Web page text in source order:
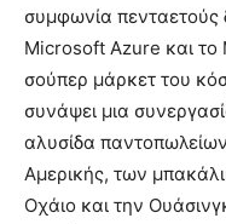
συμφωνία πενταετούς
Microsoft Azure και
σούπερ μάρκετ του
συνάψει μια
αλυσίδα
Αμερικής, των
Οχάιο και την